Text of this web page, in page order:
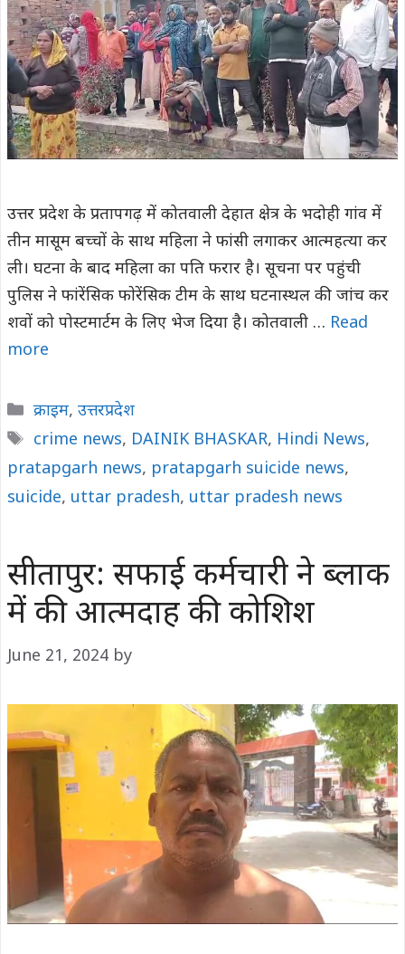
उत्तर प्रदेश के प्रतापगढ़ में कोतवाली देहात क्षेत्र के भदोही गांव में
तीन मासूम बच्चों के साथ महिला ने फांसी लगाकर आत्महत्या कर
ली। घटना के बाद महिला का पति फरार है। सूचना पर पहुंची
पुलिस ने फांरेंसिक फाेरेंसिक टीम के साथ घटनास्थल की जांच कर
शवों को पोस्टमार्टम के लिए भेज दिया है। कोतवाली … Read
more
Categories
क्राइम, उत्तरप्रदेश
Tags
crime news, DAINIK BHASKAR, Hindi News,
pratapgarh news, pratapgarh suicide news,
suicide, uttar pradesh, uttar pradesh news
सीतापुर: सफाई कर्मचारी ने ब्लाक
में की आत्मदाह की कोशिश
June 21, 2024 by